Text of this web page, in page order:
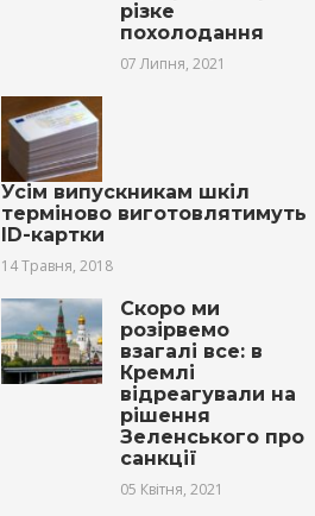
різке
похолодання
07 Липня, 2021
Усім випускникам шкіл
терміново виготовлятимуть
ID-картки
14 Травня, 2018
Скоро ми
розірвемо
взагалі все: в
Кремлі
відреагували на
рішення
Зеленського про
санкції
05 Квітня, 2021